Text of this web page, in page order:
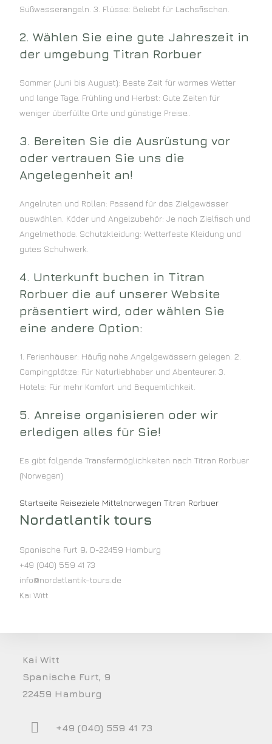
Süßwasserangeln. 3. Flüsse: Beliebt für Lachsfischen.
2. Wählen Sie eine gute Jahreszeit in
der umgebung Titran Rorbuer
Sommer (Juni bis August): Beste Zeit für warmes Wetter
und lange Tage. Frühling und Herbst: Gute Zeiten für
weniger überfüllte Orte und günstige Preise..
3. Bereiten Sie die Ausrüstung vor
oder vertrauen Sie uns die
Angelegenheit an!
Angelruten und Rollen: Passend für das Zielgewässer
auswählen. Köder und Angelzubehör: Je nach Zielfisch und
Angelmethode. Schutzkleidung: Wetterfeste Kleidung und
gutes Schuhwerk.
4. Unterkunft buchen in Titran
Rorbuer die auf unserer Website
präsentiert wird, oder wählen Sie
eine andere Option:
1. Ferienhäuser: Häufig nahe Angelgewässern gelegen. 2.
Campingplätze: Für Naturliebhaber und Abenteurer. 3.
Hotels: Für mehr Komfort und Bequemlichkeit.
5. Anreise organisieren oder wir
erledigen alles für Sie!
Es gibt folgende Transfermöglichkeiten nach Titran Rorbuer
(Norwegen)
Startseite Reiseziele Mittelnorwegen Titran Rorbuer
Nordatlantik tours
Spanische Furt 9, D-22459 Hamburg
+49 (040) 559 41 73
info@nordatlantik-tours.de
Kai Witt
Kai Witt
Spanische Furt, 9
22459 Hamburg
+49 (040) 559 41 73